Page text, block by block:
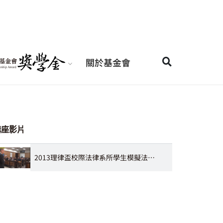
關於基金會
影片
2013理律盃校際法律系所學生模擬法庭辯論賽頒獎典禮